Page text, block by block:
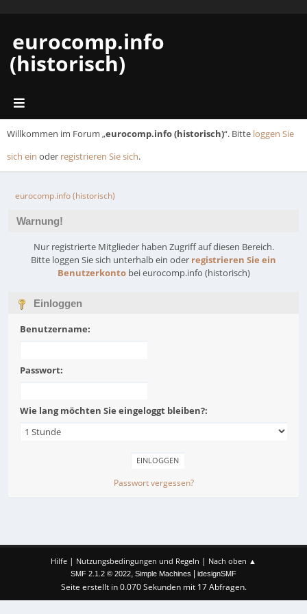
eurocomp.info
(historisch)
Willkommen im Forum „eurocomp.info (historisch)“. Bitte loggen Sie
sich ein oder registrieren Sie sich.
eurocomp.info (historisch)
Warnung!
Nur registrierte Mitglieder haben Zugriff auf diesen Bereich.
Bitte loggen Sie sich unterhalb ein oder registrieren Sie ein
Benutzerkontobei eurocomp.info (historisch)
Einloggen
Benutzername:
Passwort:
Wie lang möchten Sie eingeloggt bleiben?:
Passwort vergessen?
Hilfe | Nutzungsbedingungen und Regeln | Nach oben ▲
SMF 2.1.2 © 2022, Simple Machines idesignSMF
Seite erstellt in 0.070 Sekunden mit 17 Abfragen.